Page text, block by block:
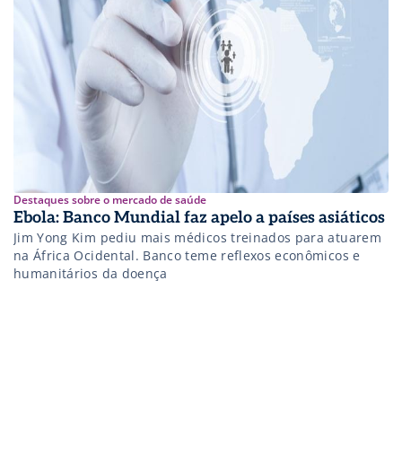
Destaques sobre o mercado de saúde
Ebola: Banco Mundial faz apelo a países asiáticos
Jim Yong Kim pediu mais médicos treinados para atuarem
na África Ocidental. Banco teme reflexos econômicos e
humanitários da doença